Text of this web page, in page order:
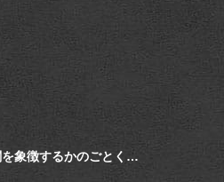
象徴するかのごとく…